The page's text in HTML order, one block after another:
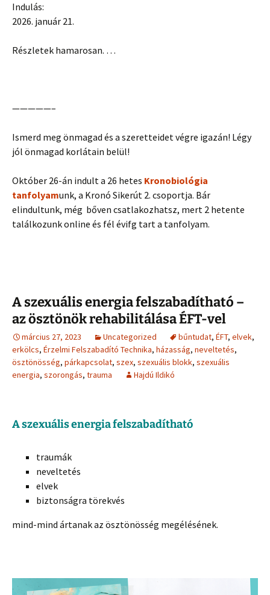
Indulás:
2026. január 21.
Részletek hamarosan. …
—————–
Ismerd meg önmagad és a szeretteidet végre igazán! Légy
jól önmagad korlátain belül!
Október 26-án indult a 26 hetes Kronobiológia
tanfolyamunk, a Kronó Sikerút 2. csoportja. Bár
elindultunk, még bőven csatlakozhatsz, mert 2 hetente
találkozunk online és fél évifg tart a tanfolyam.
A szexuális energia felszabadítható –
az ösztönök rehabilitálása ÉFT-vel
március 27, 2023 Uncategorized bűntudat, ÉFT, elvek,
erkölcs, Érzelmi Felszabadító Technika, házasság, neveltetés,
ösztönösség, párkapcsolat, szex, szexuális blokk, szexuális
energia, szorongás, trauma Hajdú Ildikó
A szexuális energia felszabadítható
traumák
neveltetés
elvek
biztonságra törekvés
mind-mind ártanak az ösztönösség megélésének.